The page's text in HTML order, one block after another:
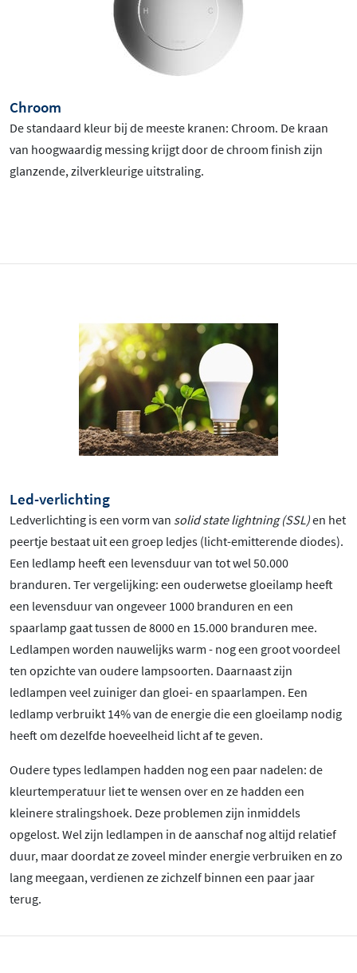
Chroom
De standaard kleur bij de meeste kranen: Chroom. De kraan
van hoogwaardig messing krijgt door de chroom finish zijn
glanzende, zilverkleurige uitstraling.
Led-verlichting
Ledverlichting is een vorm van solid state lightning (SSL)en het
peertje bestaat uit een groep ledjes (licht-emitterende diodes).
Een ledlamp heeft een levensduur van tot wel 50.000
branduren. Ter vergelijking: een ouderwetse gloeilamp heeft
een levensduur van ongeveer 1000 branduren en een
spaarlamp gaat tussen de 8000 en 15.000 branduren mee.
Ledlampen worden nauwelijks warm - nog een groot voordeel
ten opzichte van oudere lampsoorten. Daarnaast zijn
ledlampen veel zuiniger dan gloei- en spaarlampen. Een
ledlamp verbruikt 14% van de energie die een gloeilamp nodig
heeft om dezelfde hoeveelheid licht af te geven.
Oudere types ledlampen hadden nog een paar nadelen: de
kleurtemperatuur liet te wensen over en ze hadden een
kleinere stralingshoek. Deze problemen zijn inmiddels
opgelost. Wel zijn ledlampen in de aanschaf nog altijd relatief
duur, maar doordat ze zoveel minder energie verbruiken en zo
lang meegaan, verdienen ze zichzelf binnen een paar jaar
terug.